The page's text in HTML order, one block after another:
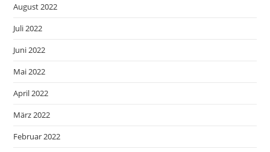
August 2022
Juli 2022
Juni 2022
Mai 2022
April 2022
März 2022
Februar 2022